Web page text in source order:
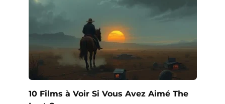
10 Films à Voir Si Vous Avez Aimé The